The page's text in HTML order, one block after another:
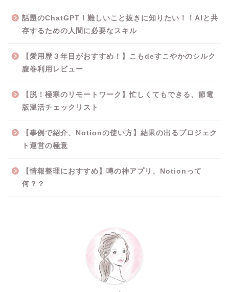
話題のChatGPT！難しいこと抜きに知りたい！！AIと共
存するための人間に必要なスキル
【愛用歴３年目がおすすめ！】こもdeすこやかのシルク
腹巻利用レビュー
【脱！極寒のリモートワーク】忙しくてもできる、節電
版温活チェックリスト
【事例で紹介、Notionの使い方】結果の出るプロジェク
ト運営の極意
【情報整理におすすめ】噂の神アプリ、Notionって
何？？